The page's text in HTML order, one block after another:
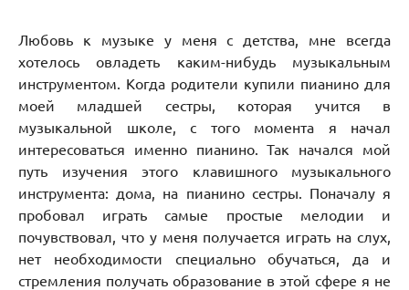
Любовь к музыке у меня с детства, мне всегда
хотелось овладеть каким-нибудь музыкальным
инструментом. Когда родители купили пианино для
моей младшей сестры, которая учится в
музыкальной школе, с того момента я начал
интересоваться именно пианино. Так начался мой
путь изучения этого клавишного музыкального
инструмента: дома, на пианино сестры. Поначалу я
пробовал играть самые простые мелодии и
почувствовал, что у меня получается играть на слух,
нет необходимости специально обучаться, да и
стремления получать образование в этой сфере я не